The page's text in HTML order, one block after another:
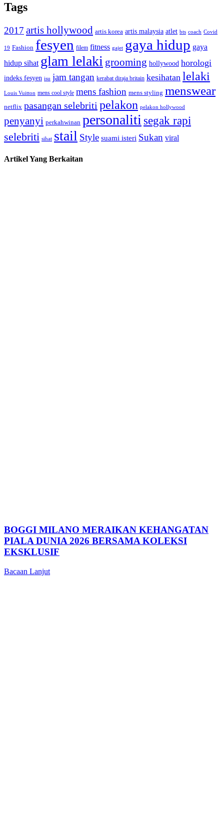
Tags
2017 artis hollywood artis korea artis malaysia atlet bts coach Covid
19 Fashion fesyen filem fitness gajet gaya hidup gaya
hidup sihat glam lelaki grooming hollywood horologi
indeks fesyen isu jam tangan kerabat diraja britain kesihatan lelaki
Louis Vuitton mens cool style mens fashion mens styling menswear
netflix pasangan selebriti pelakon pelakon hollywood
penyanyi perkahwinan personaliti segak rapi
selebriti sihat stail Style suami isteri Sukan viral
Artikel Yang Berkaitan
BOGGI MILANO MERAIKAN KEHANGATAN
PIALA DUNIA 2026 BERSAMA KOLEKSI
EKSKLUSIF
Bacaan Lanjut